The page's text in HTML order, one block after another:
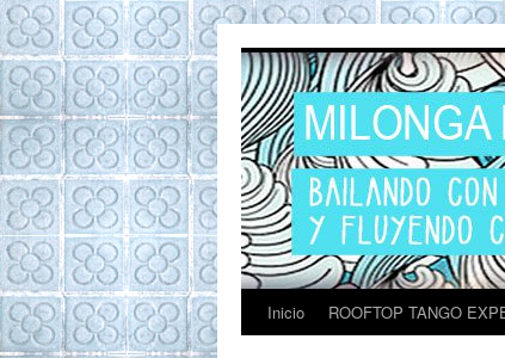
ROOFTOP
Tango en Barcelona. Clases de Tango en
Barcelona. Show Tango. barcelona
experience. Private Tango Lesson. Rooftop
Tango experience Barcelona. Tango
Barcelona
Inicio ROOFTOP TANGO